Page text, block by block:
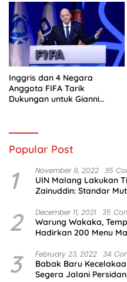
Inggris dan 4 Negara
Anggota FIFA Tarik
Dukungan untuk Gianni
Popular Post
1 November 9, 2022 35
UIN Malang Lakukan
Zainuddin: Standar
2 December 11, 2021 35
Warung Wakaka,
Hadirkan 200 Menu
3 February 23, 2022 34
Babak Baru
Segera Jalani